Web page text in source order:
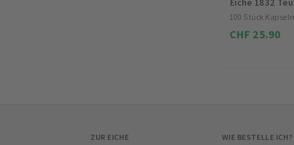
100 Stück Kapseln
CHF 25.90
ZUR EICHE WIE BESTELLE ICH?